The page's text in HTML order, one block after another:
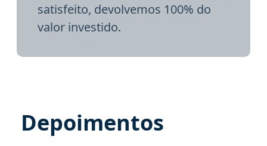
satisfeito, devolvemos 100% do
valor investido.
Depoimentos